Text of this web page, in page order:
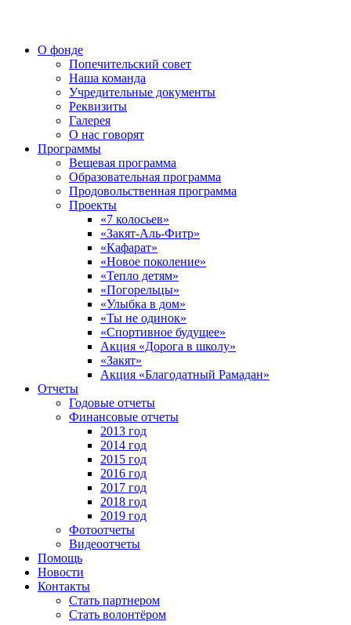
О фонде
Попечительский совет
Наша команда
Учредительные документы
Реквизиты
Галерея
О нас говорят
Программы
Вещевая программа
Образовательная программа
Продовольственная программа
Проекты
«7 колосьев»
«Закят-Аль-Фитр»
«Кафарат»
«Новое поколение»
«Тепло детям»
«Погорельцы»
«Улыбка в дом»
«Ты не одинок»
«Спортивное будущее»
Акция «Дорога в школу»
«Закят»
Акция «Благодатный Рамадан»
Отчеты
Годовые отчеты
Финансовые отчеты
2013 год
2014 год
2015 год
2016 год
2017 год
2018 год
2019 год
Фотоотчеты
Видеоотчеты
Помощь
Новости
Контакты
Стать партнером
Стать волонтёром